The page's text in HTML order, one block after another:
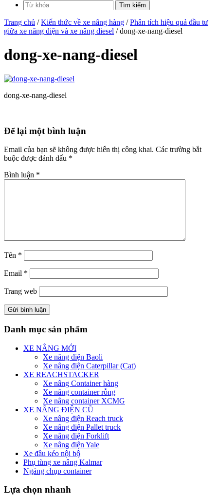
Trang chủ /Kiến thức về xe nâng hàng /Phân tích hiệu quả đầu tư
giữa xe nâng điện và xe nâng diesel / dong-xe-nang-diesel
dong-xe-nang-diesel
dong-xe-nang-diesel
Để lại một bình luận
Email của bạn sẽ không được hiển thị công khai. Các trường bắt
buộc được đánh dấu *
Bình luận *
Tên *
Email *
Trang web
Danh mục sản phẩm
XE NÂNG MỚI
Xe nâng điện Baoli
Xe nâng điện Caterpillar (Cat)
XE REACHSTACKER
Xe nâng Container hàng
Xe nâng container rỗng
Xe nâng container XCMG
XE NÂNG ĐIỆN CŨ
Xe nâng điện Reach truck
Xe nâng điện Pallet truck
Xe nâng điện Forklift
Xe nâng điện Yale
Xe đầu kéo nội bộ
Phụ tùng xe nâng Kalmar
Ngáng chụp container
Lựa chọn nhanh